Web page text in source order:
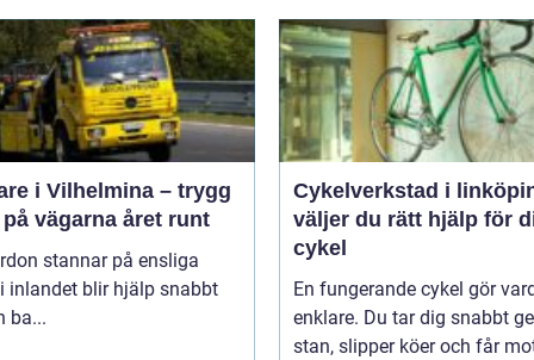
i Vilhelmina – trygg
vägarna året runt
stannar på ensliga
inlandet blir hjälp snabbt
ba...
Cykelverkstad i linköping
väljer du rätt hjälp för
cykel
En fungerande cykel gör
enklare. Du tar dig snabbt
stan, slipper köer och får